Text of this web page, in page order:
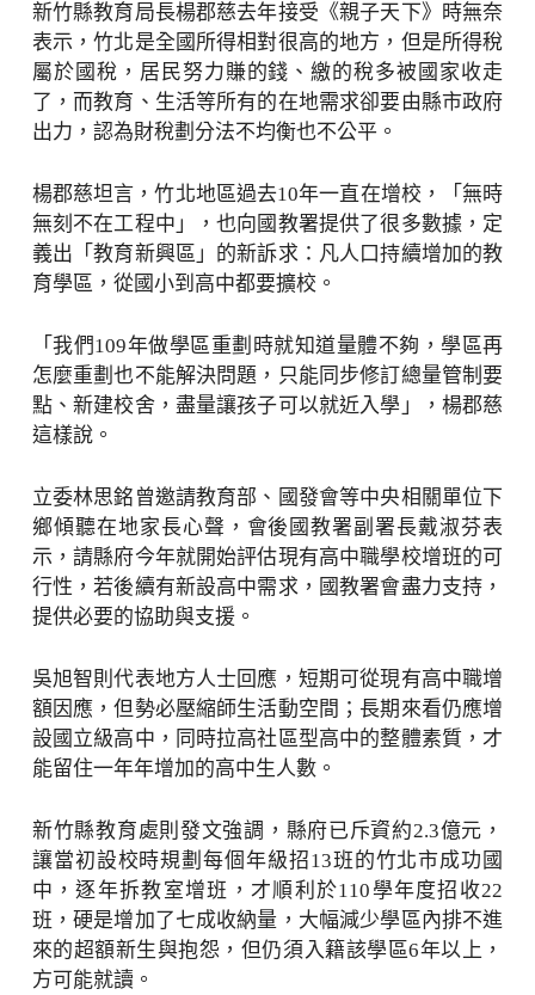
新竹縣教育局長楊郡慈去年接受《親子天下》時無奈
表示，竹北是全國所得相對很高的地方，但是所得稅
屬於國稅，居民努力賺的錢、繳的稅多被國家收走
了，而教育、生活等所有的在地需求卻要由縣市政府
出力，認為財稅劃分法不均衡也不公平。
楊郡慈坦言，竹北地區過去10年一直在增校，「無時
無刻不在工程中」，也向國教署提供了很多數據，定
義出「教育新興區」的新訴求：凡人口持續增加的教
育學區，從國小到高中都要擴校。
「我們109年做學區重劃時就知道量體不夠，學區再
怎麼重劃也不能解決問題，只能同步修訂總量管制要
點、新建校舍，盡量讓孩子可以就近入學」，楊郡慈
這樣說。
立委林思銘曾邀請教育部、國發會等中央相關單位下
鄉傾聽在地家長心聲，會後國教署副署長戴淑芬表
示，請縣府今年就開始評估現有高中職學校增班的可
行性，若後續有新設高中需求，國教署會盡力支持，
提供必要的協助與支援。
吳旭智則代表地方人士回應，短期可從現有高中職增
額因應，但勢必壓縮師生活動空間；長期來看仍應增
設國立級高中，同時拉高社區型高中的整體素質，才
能留住一年年增加的高中生人數。
新竹縣教育處則發文強調，縣府已斥資約2.3億元，
讓當初設校時規劃每個年級招13班的竹北市成功國
中，逐年拆教室增班，才順利於110學年度招收22
班，硬是增加了七成收納量，大幅減少學區內排不進
來的超額新生與抱怨，但仍須入籍該學區6年以上，
方可能就讀。